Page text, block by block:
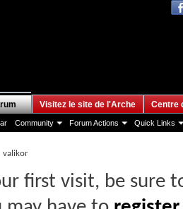
Community Forum Actions Quick Links
Visitez le site de l'Arche Centre
valikor
first visit, be sure